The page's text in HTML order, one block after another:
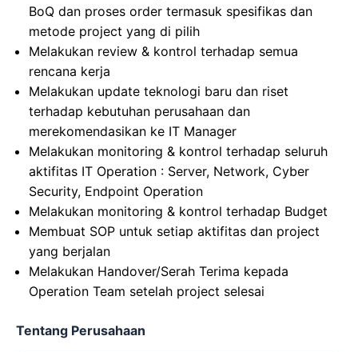
BoQ dan proses order termasuk spesifikas dan
metode project yang di pilih
Melakukan review & kontrol terhadap semua
rencana kerja
Melakukan update teknologi baru dan riset
terhadap kebutuhan perusahaan dan
merekomendasikan ke IT Manager
Melakukan monitoring & kontrol terhadap seluruh
aktifitas IT Operation : Server, Network, Cyber
Security, Endpoint Operation
Melakukan monitoring & kontrol terhadap Budget
Membuat SOP untuk setiap aktifitas dan project
yang berjalan
Melakukan Handover/Serah Terima kepada
Operation Team setelah project selesai
Tentang Perusahaan